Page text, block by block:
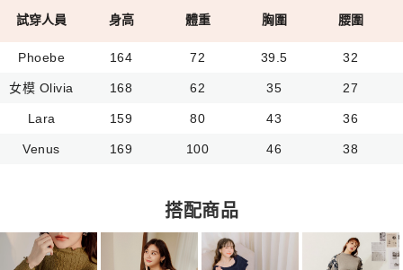
試穿人員 身高 體重 胸圍 腰圍
Phoebe 164 72 39.5 32
女模 Olivia 168 62 35 27
Lara 159 80 43 36
Venus 169 100 46 38
搭配商品